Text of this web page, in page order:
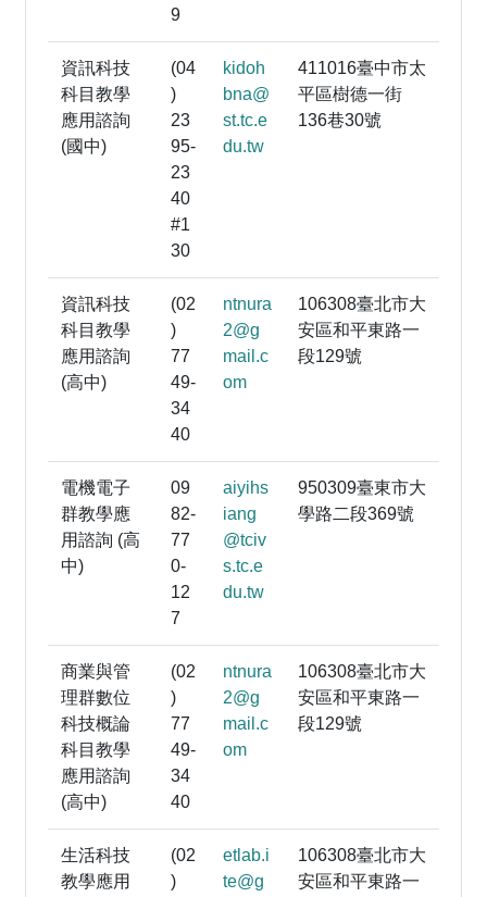
9
資訊科技
科目教學
應用諮詢
(國中)
(04
)
23
95-
23
40
#1
30
kidoh
bna@
st.tc.e
du.tw
411016臺中市太
平區樹德一街
136巷30號
資訊科技
科目教學
應用諮詢
(高中)
(02
)
77
49-
34
40
ntnura
2@g
mail.c
om
106308臺北市大
安區和平東路一
段129號
電機電子
群教學應
用諮詢 (高
中)
09
82-
77
0-
12
7
aiyihs
iang
@tciv
s.tc.e
du.tw
950309臺東市大
學路二段369號
商業與管
理群數位
科技概論
科目教學
應用諮詢
(高中)
(02
)
77
49-
34
40
ntnura
2@g
mail.c
om
106308臺北市大
安區和平東路一
段129號
生活科技
教學應用
(02
)
etlab.i
te@g
106308臺北市大
安區和平東路一